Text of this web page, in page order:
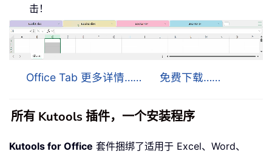
击！
Office Tab 更多详情…… 免费下载……
所有 Kutools 插件，一个安装程序
Kutools for Office 套件捆绑了适用于 Excel、Word、